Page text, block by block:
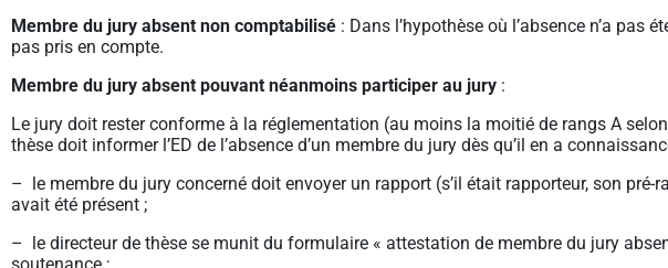
Membre du jury absent non comptabilisé : Dans l’hypothèse où l’absence n’a pas
pas pris en compte.
Membre du jury absent pouvant néanmoins participer au jury :
Le jury doit rester conforme à la réglementation (au moins la moitié de rangs A
thèse doit informer l’ED de l’absence d’un membre du jury dès qu’il en a
– le membre du jury concerné doit envoyer un rapport (s’il était rapporteur, son
avait été présent ;
– le directeur de thèse se munit du formulaire « attestation de membre du jury